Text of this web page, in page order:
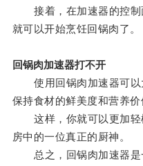
接着，在加速器的控制
就可以开始烹饪回锅肉了。
回锅肉加速器打不开
使用回锅肉加速器可以
保持食材的鲜美度和营养价
这样，你就可以更加轻
房中的一位真正的厨神。
总之，回锅肉加速器是